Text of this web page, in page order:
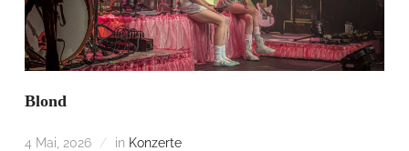
Blond
4 Mai, 2026 in Konzerte